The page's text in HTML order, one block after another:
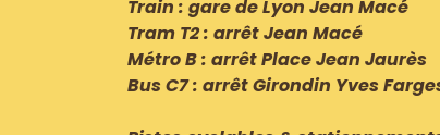
Train : gare de Lyon Jean Macé
Tram T2 : arrêt Jean Macé
Métro B : arrêt Place Jean Jaurès
Bus C7 : arrêt Girondin Yves